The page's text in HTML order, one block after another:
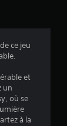
ce jeu
et
un
où se
à la